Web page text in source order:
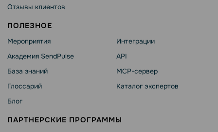
Отзывы клиентов
ПОЛЕЗНОЕ
Мероприятия
Академия SendPulse
База знаний
Глоссарий
Блог
Интеграции
API
MCP-сервер
Каталог экспертов
ПАРТНЕРСКИЕ ПРОГРАММЫ